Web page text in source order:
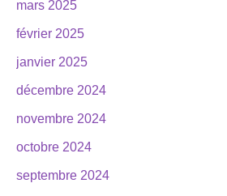
mars 2025
février 2025
janvier 2025
décembre 2024
novembre 2024
octobre 2024
septembre 2024